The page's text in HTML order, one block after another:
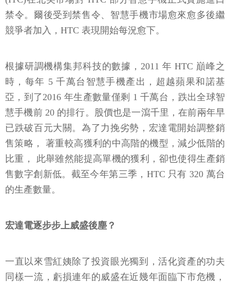
禁令。爾後受到禁售令、智慧手機市場愈來愈多後繼
競爭者加入，HTC 表現開始每況愈下。
根據研調機構集邦科技的數據，2011 年 HTC 巔峰之
時，每年 5 千萬台智慧手機產出，超越蘋果和諾基
亞，到了2016 年生產數量僅剩 1 千萬台，跌出全球智
慧手機前 20 的排行。股價也是一瀉千里，在前兩年早
已跌破百元大關。為了力挽劣勢，宏達電開始調整銷
售策略， 著重較高獲利的中高階的機型，減少低階的
比重， 此舉雖然能提高單機的獲利，卻也使得生產銷
售數字創新低。截至今年第三季，HTC 只有 320 萬台
的生產數量。
宏達電逐步步上威盛後塵？
一直以來雪紅姨除了投資眼光獨到，活化資產的功夫
同樣一流，虧損連年的威盛在近幾年面臨下市危機，